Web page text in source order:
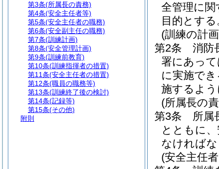
全管理に
目的とする
(訓練の計
第2条
消防
署にあっ
に実施で
施するよ
(所属長の
第3条
所属
とともに
なければ
(安全主任
第3条(所属長の責務)
第4条(安全主任者等)
第5条(安全主任者の職務)
第6条(安全副主任の職務)
第7条(訓練計画)
第8条(安全管理計画)
第9条(訓練前教育)
第10条(訓練指揮者の措置)
第11条(安全主任者の措置)
第12条(職員の職務等)
第13条(訓練終了後の検討)
第14条(記録等)
第15条(その他)
附則